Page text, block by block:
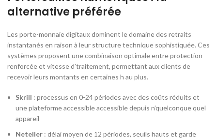
alternative préférée
Les porte-monnaie digitaux dominent le domaine des retraits
instantanés en raison à leur structure technique sophistiquée. Ces
systèmes proposent une combinaison optimale entre protection
renforcée et vitesse d’traitement, permettant aux clients de
recevoir leurs montants en certaines h au plus.
Skrill : processus en 0-24 périodes avec des coûts réduits et
une plateforme accessible accessible depuis n’quelconque quel
appareil
Neteller : délai moyen de 12 périodes, seuils hauts et garde